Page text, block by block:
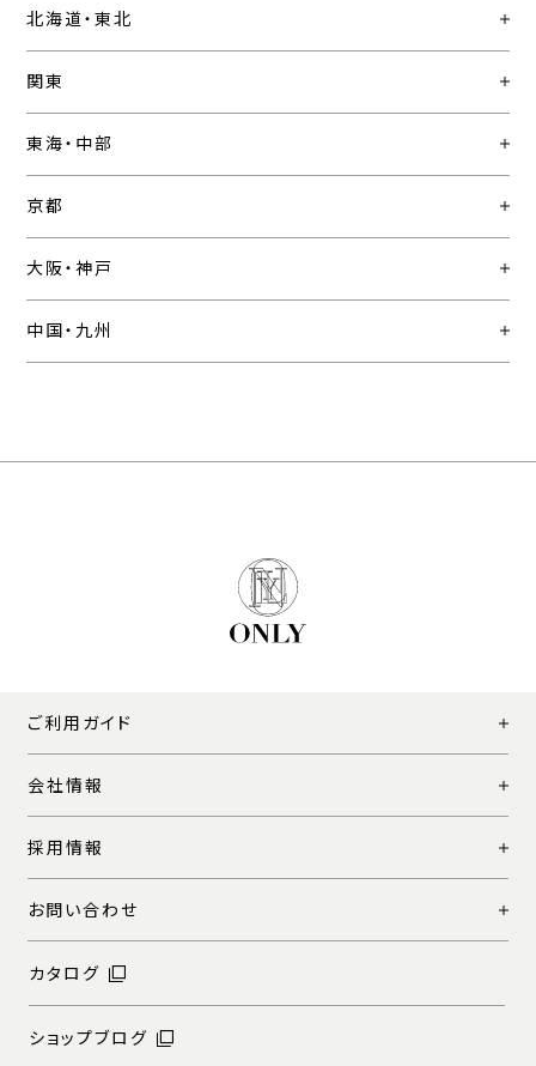
北海道・東北
関東
東海・中部
京都
大阪・神戸
中国・九州
ご利用ガイド
会社情報
採用情報
お問い合わせ
カタログ
ショップブログ